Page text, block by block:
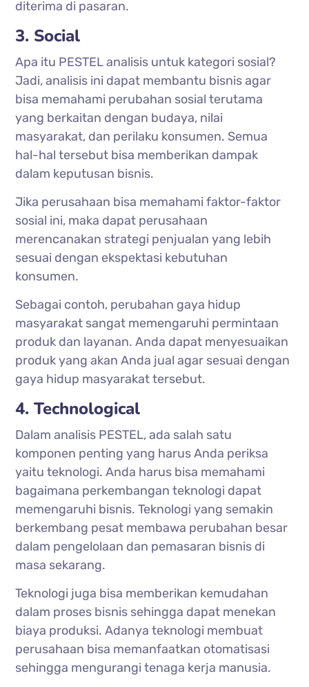
diterima di pasaran.
3. Social
Apa itu PESTEL analisis untuk kategori sosial?
Jadi, analisis ini dapat membantu bisnis agar
bisa memahami perubahan sosial terutama
yang berkaitan dengan budaya, nilai
masyarakat, dan perilaku konsumen. Semua
hal-hal tersebut bisa memberikan dampak
dalam keputusan bisnis.
Jika perusahaan bisa memahami faktor-faktor
sosial ini, maka dapat perusahaan
merencanakan strategi penjualan yang lebih
sesuai dengan ekspektasi kebutuhan
konsumen.
Sebagai contoh, perubahan gaya hidup
masyarakat sangat memengaruhi permintaan
produk dan layanan. Anda dapat menyesuaikan
produk yang akan Anda jual agar sesuai dengan
gaya hidup masyarakat tersebut.
4. Technological
Dalam analisis PESTEL, ada salah satu
komponen penting yang harus Anda periksa
yaitu teknologi. Anda harus bisa memahami
bagaimana perkembangan teknologi dapat
memengaruhi bisnis. Teknologi yang semakin
berkembang pesat membawa perubahan besar
dalam pengelolaan dan pemasaran bisnis di
masa sekarang.
Teknologi juga bisa memberikan kemudahan
dalam proses bisnis sehingga dapat menekan
biaya produksi. Adanya teknologi membuat
perusahaan bisa memanfaatkan otomatisasi
sehingga mengurangi tenaga kerja manusia.